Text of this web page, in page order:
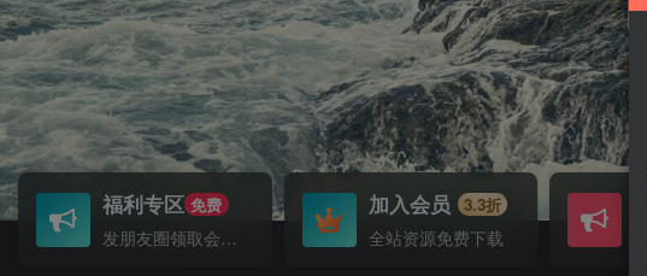
福利专区 免费
发朋友圈领取会员！
加入会员 3.3折
全站资源免费下载